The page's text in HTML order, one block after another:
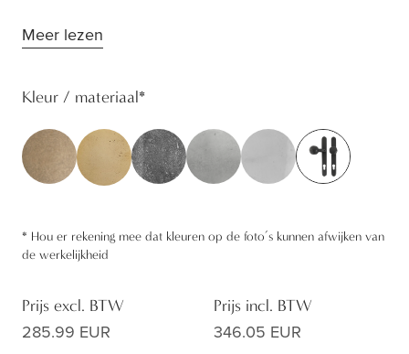
probleemloos vervangen worden. Hier met
binnenkant.
Meer lezen
Kleur / materiaal*
* Hou er rekening mee dat kleuren op de foto’s kunnen afwijken van
de werkelijkheid
Prijs excl. BTW
285.99 EUR
Prijs incl. BTW
346.05 EUR